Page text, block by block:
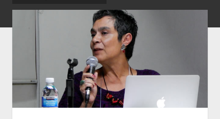
Historia
Concepto
Entrevistas
Destacados
Biografías
Recursos
General